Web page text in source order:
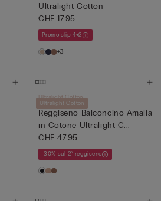
Ultralight Cotton
CHF 17.95
Promo slip 4+2
+3
Ultralight Cotton
Ultralight Cotton
Reggiseno Balconcino Amalia
in Cotone Ultralight C...
CHF 47.95
-30% sul 2° reggiseno